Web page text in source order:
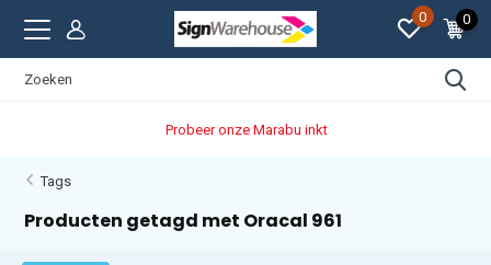
0 0
Probeer onze Marabu inkt
Tags
Producten getagd met Oracal 961